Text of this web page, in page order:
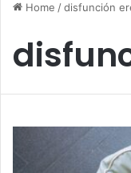
Home /disfunción